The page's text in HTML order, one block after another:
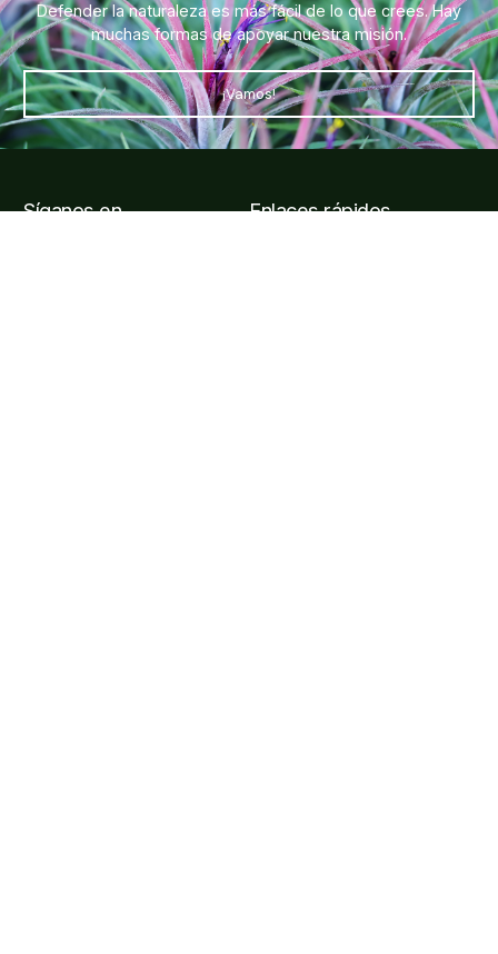
Defender la naturaleza es más fácil de lo que crees. Hay
muchas formas de apoyar nuestra misión.
¡Vamos!
Síganos en Enlaces rápidos